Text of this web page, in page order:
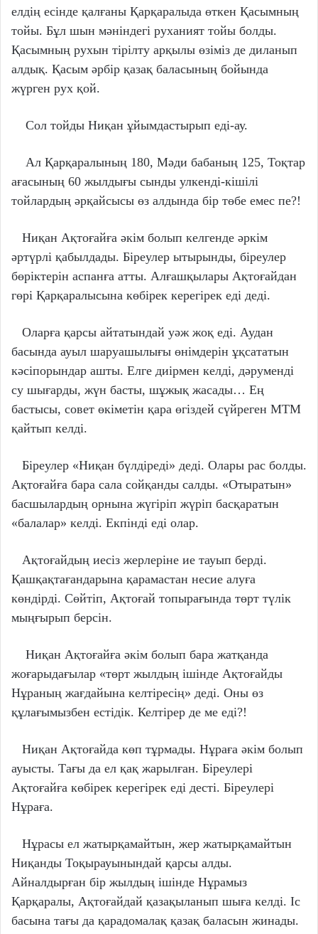
елдің есінде қалғаны Қарқаралыда өткен Қасымның
тойы. Бұл шын мәніндегі руханият тойы болды.
Қасымның рухын тірілту арқылы өзіміз де диланып
алдық. Қасым әрбір қазақ баласының бойында
жүрген рух қой.
Сол тойды Ниқан ұйымдастырып еді-ау.
Ал Қарқаралының 180, Мәди бабаның 125, Тоқтар
ағасының 60 жылдығы сынды улкенді-кішілі
тойлардың әрқайсысы өз алдында бір төбе емес пе?!
Ниқан Ақтоғайға әкім болып келгенде әркім
әртүрлі қабылдады. Біреулер ытырынды, біреулер
бөріктерін аспанға атты. Алғашқылары Ақтоғайдан
гөрі Қарқаралысына көбірек керегірек еді деді.
Оларға қарсы айтатындай уәж жоқ еді. Аудан
басында ауыл шаруашылығы өнімдерін ұқсататын
кәсіпорындар ашты. Елге диірмен келді, дәруменді
су шығарды, жүн басты, шұжық жасады… Ең
бастысы, совет өкіметін қара өгіздей сүйреген МТМ
қайтып келді.
Біреулер «Ниқан бүлдіреді» деді. Олары рас болды.
Ақтоғайға бара сала сойқанды салды. «Отыратын»
басшылардың орнына жүгіріп жүріп басқаратын
«балалар» келді. Екпінді еді олар.
Ақтоғайдың иесіз жерлеріне ие тауып берді.
Қашқақтағандарына қарамастан несие алуға
көндірді. Сөйтіп, Ақтоғай топырағында төрт түлік
мыңғырып берсін.
Ниқан Ақтоғайға әкім болып бара жатқанда
жоғарыдағылар «төрт жылдың ішінде Ақтоғайды
Нұраның жағдайына келтіресің» деді. Оны өз
құлағымызбен естідік. Келтірер де ме еді?!
Ниқан Ақтоғайда көп тұрмады. Нұраға әкім болып
ауысты. Тағы да ел қақ жарылған. Біреулері
Ақтоғайға көбірек керегірек еді десті. Біреулері
Нұраға.
Нұрасы ел жатырқамайтын, жер жатырқамайтын
Ниқанды Тоқырауынындай қарсы алды.
Айналдырған бір жылдың ішінде Нұрамыз
Қарқаралы, Ақтоғайдай қазақыланып шыға келді. Іс
басына тағы да қарадомалақ қазақ баласын жинады.